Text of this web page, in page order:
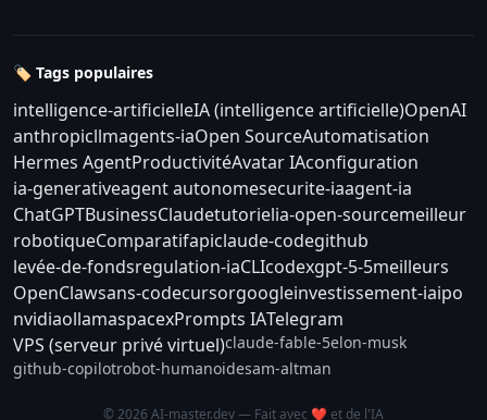
🏷️ Tags populaires
intelligence-artificielleIA (intelligence artificielle)OpenAI
anthropicllmagents-iaOpen SourceAutomatisation
Hermes AgentProductivitéAvatar IAconfiguration
ia-generativeagent autonomesecurite-iaagent-ia
ChatGPTBusinessClaudetutorielia-open-sourcemeilleur
robotiqueComparatifapiclaude-codegithub
levée-de-fondsregulation-iaCLIcodexgpt-5-5meilleurs
OpenClawsans-codecursorgoogleinvestissement-iaipo
nvidiaollamaspacexPrompts IATelegram
VPS (serveur privé virtuel)claude-fable-5elon-musk
github-copilotrobot-humanoidesam-altman
© 2026 AI-master.dev — Fait avec ❤️ et de l'IA